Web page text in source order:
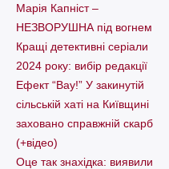
Марія Капніст –
НЕЗВОРУШНА під вогнем
Кращі детективні серіали
2024 року: вибір редакції
Ефект “Вау!” У закинутій
сільській хаті на Київщині
заховано справжній скарб
(+відео)
Оце так знахідка: виявили